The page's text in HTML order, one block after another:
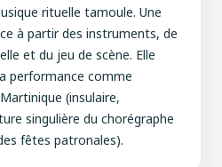
rituelle tamoule. Une
à partir des instruments, de
et du jeu de scène. Elle
performance comme
(insulaire,
singulière du chorégraphe
fêtes patronales).